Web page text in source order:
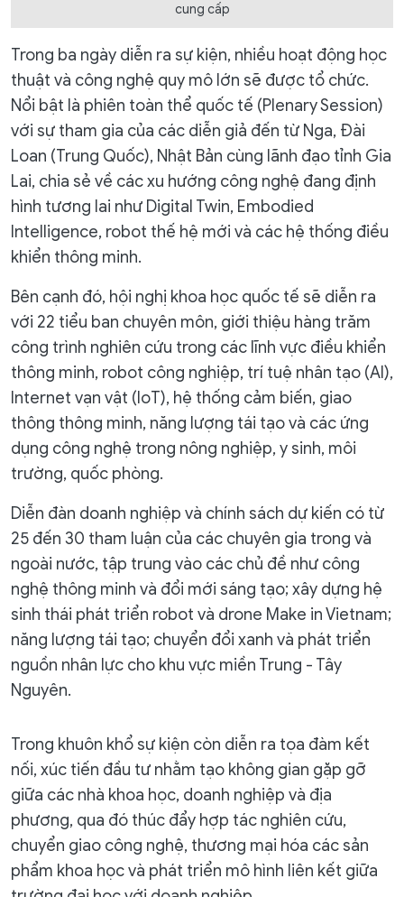
cung cấp
Trong ba ngày diễn ra sự kiện, nhiều hoạt động học
thuật và công nghệ quy mô lớn sẽ được tổ chức.
Nổi bật là phiên toàn thể quốc tế (Plenary Session)
với sự tham gia của các diễn giả đến từ Nga, Đài
Loan (Trung Quốc), Nhật Bản cùng lãnh đạo tỉnh Gia
Lai, chia sẻ về các xu hướng công nghệ đang định
hình tương lai như Digital Twin, Embodied
Intelligence, robot thế hệ mới và các hệ thống điều
khiển thông minh.
Bên cạnh đó, hội nghị khoa học quốc tế sẽ diễn ra
với 22 tiểu ban chuyên môn, giới thiệu hàng trăm
công trình nghiên cứu trong các lĩnh vực điều khiển
thông minh, robot công nghiệp, trí tuệ nhân tạo (AI),
Internet vạn vật (IoT), hệ thống cảm biến, giao
thông thông minh, năng lượng tái tạo và các ứng
dụng công nghệ trong nông nghiệp, y sinh, môi
trường, quốc phòng.
Diễn đàn doanh nghiệp và chính sách dự kiến có từ
25 đến 30 tham luận của các chuyên gia trong và
ngoài nước, tập trung vào các chủ đề như công
nghệ thông minh và đổi mới sáng tạo; xây dựng hệ
sinh thái phát triển robot và drone Make in Vietnam;
năng lượng tái tạo; chuyển đổi xanh và phát triển
nguồn nhân lực cho khu vực miền Trung - Tây
Nguyên.
Trong khuôn khổ sự kiện còn diễn ra tọa đàm kết
nối, xúc tiến đầu tư nhằm tạo không gian gặp gỡ
giữa các nhà khoa học, doanh nghiệp và địa
phương, qua đó thúc đẩy hợp tác nghiên cứu,
chuyển giao công nghệ, thương mại hóa các sản
phẩm khoa học và phát triển mô hình liên kết giữa